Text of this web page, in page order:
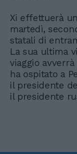
Xi effettuerà
martedì,
statali di
La sua ultima
viaggio
ha ospitato a
il presidente
il presidente